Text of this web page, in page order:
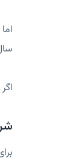
اگر ۳۵ ساله هستید، این به معنای پایان رویا نیست؛ فقط باید دلیل محکم‌تری برای شروع این مسیر داشته باشید.